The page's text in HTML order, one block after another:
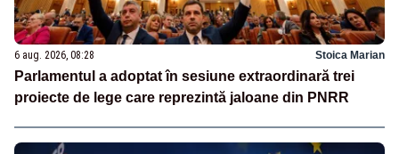
6 aug. 2026, 08:28 Stoica Marian
Parlamentul a adoptat în sesiune extraordinară trei
proiecte de lege care reprezintă jaloane din PNRR